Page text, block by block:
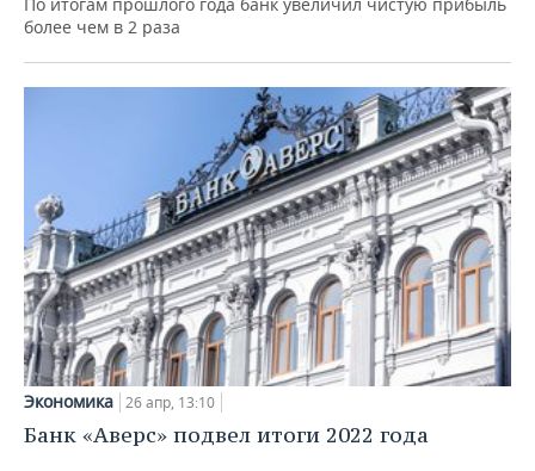
По итогам прошлого года банк увеличил чистую прибыль
более чем в 2 раза
Экономика 26 апр, 13:10
Банк «Аверс» подвел итоги 2022 года